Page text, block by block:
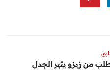
من زيزو يثير الجدل